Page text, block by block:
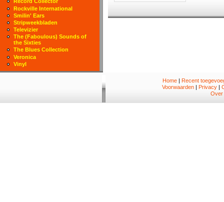
Rockville International
Smilin' Ears
Stripweekbladen
Televizier
The (Faboulous) Sounds of
the Sixties
The Blues Collection
Veronica
Vinyl
Home| Recent
Voorwaarden | Privacy |
Over